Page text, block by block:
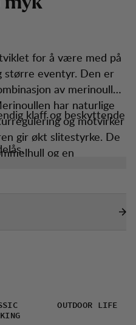
for å være med på
større eventyr. Den er
av merinoull
har naturlige
og motvirker
gir økt slitestyrke. De
og en
perfekt for skiftende
klaff og beskyttende
og komfort.
OUTDOOR LIFE